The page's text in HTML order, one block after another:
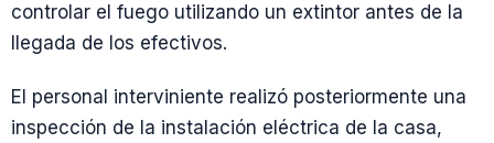
controlar el fuego utilizando un extintor antes de la
llegada de los efectivos.
El personal interviniente realizó posteriormente una
inspección de la instalación eléctrica de la casa,